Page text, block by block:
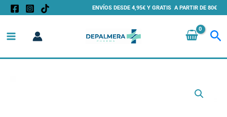
contenido
ENVÍOS DESDE 4,95€ Y GRATIS A PARTIR DE 80€